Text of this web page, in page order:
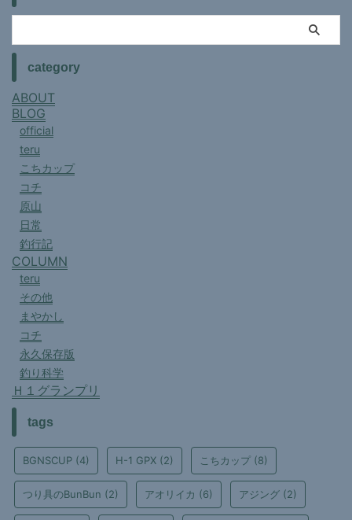
category
ABOUT
BLOG
official
teru
こちカップ
コチ
原山
日常
釣行記
COLUMN
teru
その他
まやかし
コチ
永久保存版
釣り科学
Ｈ１グランプリ
tags
BGNSCUP (4) H-1 GPX (2) こちカップ (8)
つり具のBunBun (2) アオリイカ (6) アジング (2)